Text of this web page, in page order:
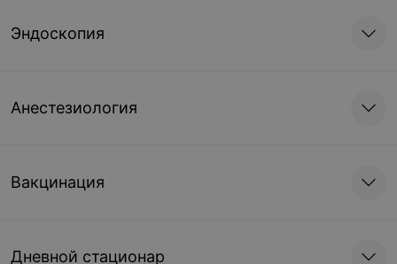
Эндоскопия
Анестезиология
Вакцинация
Дневной стационар